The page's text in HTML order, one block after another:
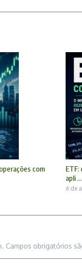
com
ETF:
apli ...
6 de
Campos obrigatórios